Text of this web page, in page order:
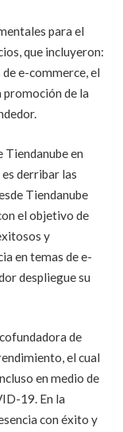
para el
que incluyeron:
e-commerce, el
de la
Tiendanube en
derribar las
Tiendanube
el objetivo de
y
en temas de e-
despliegue su
de
el cual
en medio de
19. En la
con éxito y